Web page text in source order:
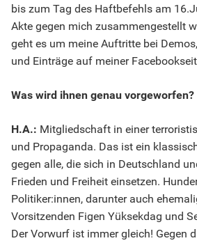
bis zum Tag des Haftbefehls am
Akte gegen mich zusammengestellt
geht es um meine Auftritte bei
und Einträge auf meiner
Was wird ihnen genau vorgeworfen?
H.A.: Mitgliedschaft in einer
und Propaganda. Das ist ein
gegen alle, die sich in Deutschland
Frieden und Freiheit einsetzen.
Politiker:innen, darunter auch
Vorsitzenden Figen Yüksekdag und
Der Vorwurf ist immer gleich! Gegen